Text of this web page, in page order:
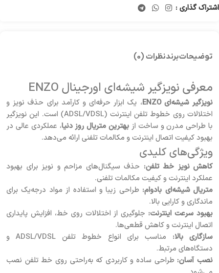
اشتراک گذاری :
توضیحاتبرندنظرات (0)
معرفی نویزگیر شیشه‌ای اورجینال ENZO
نویزگیر شیشه‌ای ENZO
، یک ابزار حرفه‌ای و کارآمد برای حذف نویز و
اختلالات روی خطوط تلفن اینترنت (ADSL/VDSL) است. این نویزگیر
با طراحی مدرن و ساخت از بهترین متریال روز دنیا، عملکردی عالی در
بهبود کیفیت اتصال اینترنت و مکالمات تلفنی ارائه می‌دهد.
ویژگی‌های کلیدی
کاهش نویز خط تلفن: حذف سیگنال‌های مزاحم و نویز برای بهبود
عملکرد اینترنت و کیفیت مکالمات تلفنی.
متریال شیشه‌ای بادوام: طراحی زیبا و استفاده از مواد درجه‌یک برای
ماندگاری و کارایی بالا.
بهبود سرعت اینترنت: جلوگیری از اختلالات روی خط، افزایش پایداری
اتصال اینترنت و کاهش قطعی‌ها.
سازگاری بالا:
مناسب برای انواع خطوط تلفن ADSL/VDSL و
دستگاه‌های مرتبط.
نصب آسان: طراحی ساده و کاربردی که به‌راحتی روی خط تلفن نصب